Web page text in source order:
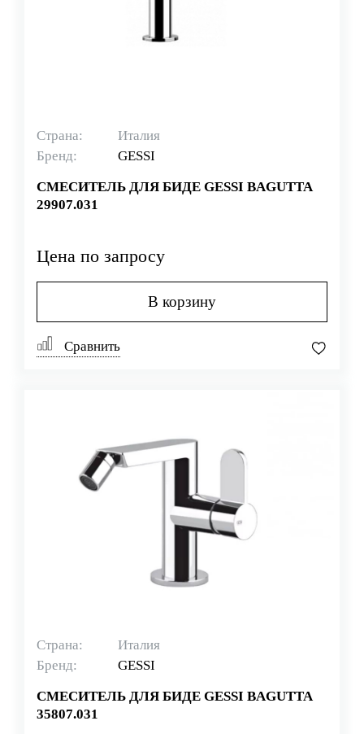
Страна:
Италия
Бренд:
GESSI
СМЕСИТЕЛЬ ДЛЯ БИДЕ GESSI BAGUTTA
29907.031
Цена по запросу
В корзину
Сравнить
Страна:
Италия
Бренд:
GESSI
СМЕСИТЕЛЬ ДЛЯ БИДЕ GESSI BAGUTTA
35807.031